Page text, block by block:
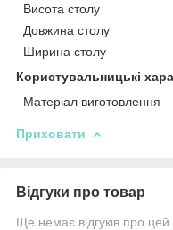
Висота столу
Довжина столу
Ширина столу
Користувальницькі
Матеріал виготовлення
Приховати
Відгуки про товар
Ще немає відгуків про цей